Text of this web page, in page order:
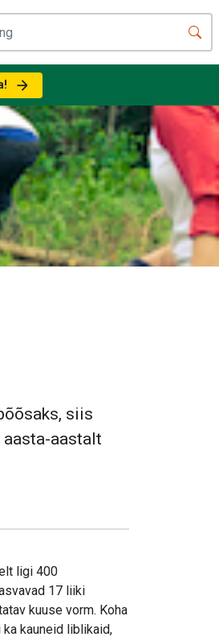
siis
aastalt
ligi 400
17 liiki
kuuse vorm. Koha
kauneid liblikaid,